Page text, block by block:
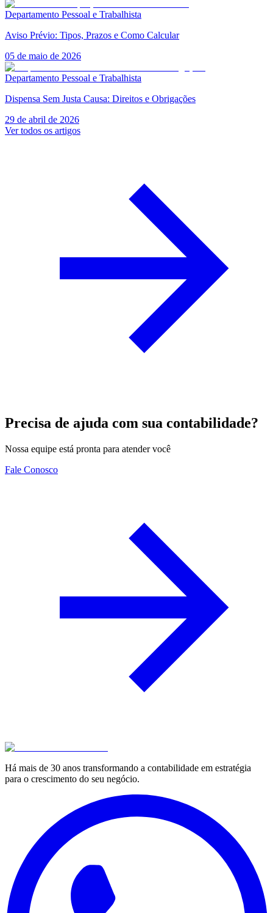
Departamento Pessoal e Trabalhista
Aviso Prévio: Tipos, Prazos e Como Calcular
05 de maio de 2026
Departamento Pessoal e Trabalhista
Dispensa Sem Justa Causa: Direitos e Obrigações
29 de abril de 2026
Ver todos os artigos
Precisa de ajuda com sua contabilidade?
Nossa equipe está pronta para atender você
Fale Conosco
Há mais de 30 anos transformando a contabilidade em estratégia
para o crescimento do seu negócio.